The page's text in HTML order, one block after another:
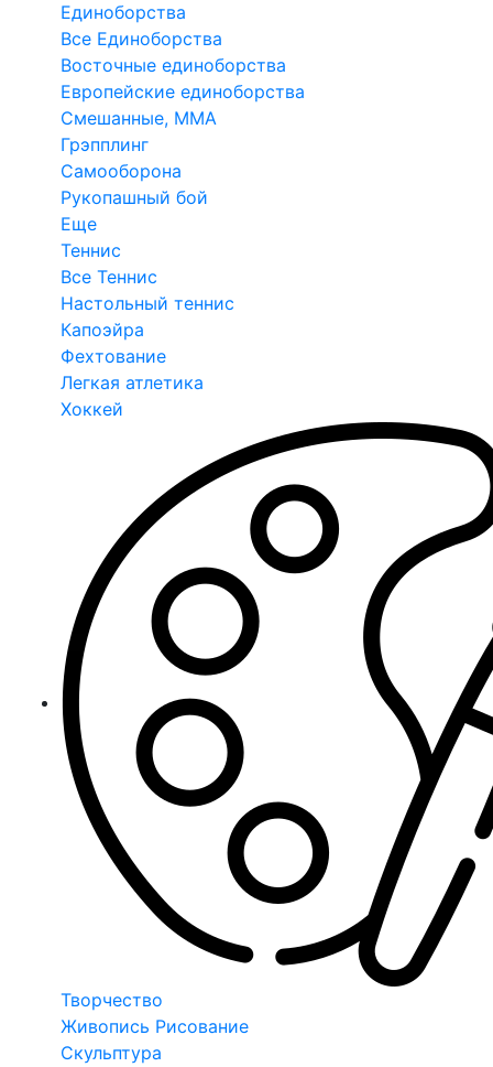
Единоборства
Все Единоборства
Восточные единоборства
Европейские единоборства
Смешанные, ММА
Грэпплинг
Самооборона
Рукопашный бой
Еще
Теннис
Все Теннис
Настольный теннис
Капоэйра
Фехтование
Легкая атлетика
Хоккей
Творчество
Живопись Рисование
Скульптура